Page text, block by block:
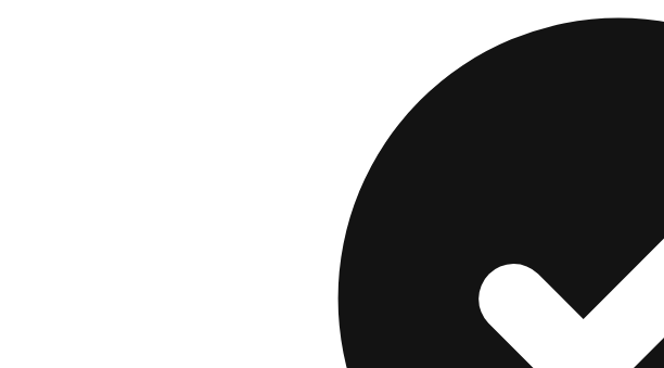
Ese umbral bajo del 3.5% importa
ingreso principal y los ahorros son
en lugar de los $50,000 que
Si tu crédito necesita trabajo antes
lugar de esperar lo mejor. Una
tarjeta
Build Card
reporta a los tres burós
añadir historial de pagos positivo en
pagos a tiempo constantes son el